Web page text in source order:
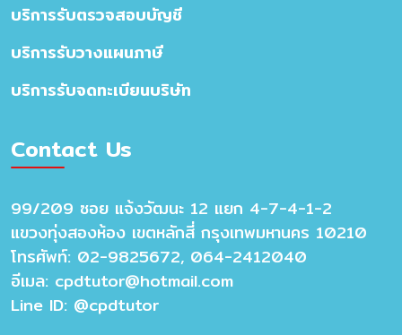
บริการรับตรวจสอบบัญชี
บริการรับวางแผนภาษี
บริการรับจดทะเบียนบริษัท
Contact Us
99/209 ซอย แจ้งวัฒนะ 12 แยก 4-7-4-1-2
แขวงทุ่งสองห้อง เขตหลักสี่ กรุงเทพมหานคร 10210
โทรศัพท์: 02-9825672, 064-2412040
อีเมล: cpdtutor@hotmail.com
Line ID: @cpdtutor